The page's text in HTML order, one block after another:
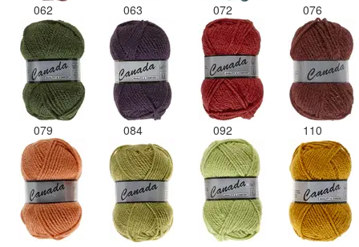
062 063 072 076
079 084 092 110